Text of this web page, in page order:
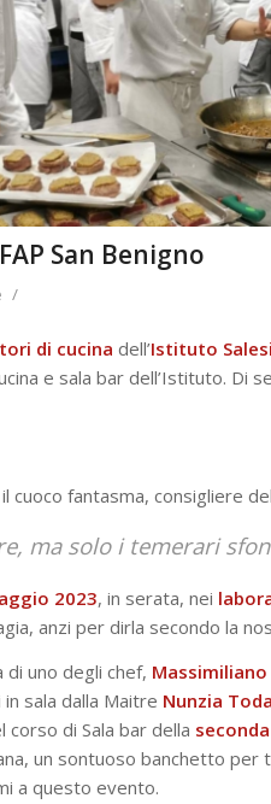
San Benigno
/
di cucina dell’Istituto
e sala bar dell’Istituto. Di
cuoco fantasma, consigliere
ma solo i temerari
2023, in serata, nei
anzi per dirla secondo la
di uno degli chef, Massimiliano
sala dalla Maitre Nunzia
corso di Sala bar della seconda
un sontuoso banchetto
a questo evento.